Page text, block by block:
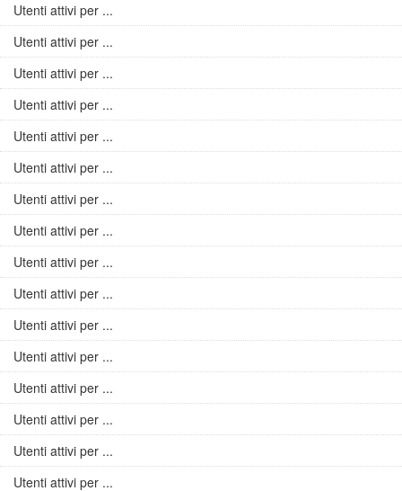
Utenti attivi per ...
Utenti attivi per ...
Utenti attivi per ...
Utenti attivi per ...
Utenti attivi per ...
Utenti attivi per ...
Utenti attivi per ...
Utenti attivi per ...
Utenti attivi per ...
Utenti attivi per ...
Utenti attivi per ...
Utenti attivi per ...
Utenti attivi per ...
Utenti attivi per ...
Utenti attivi per ...
Utenti attivi per ...